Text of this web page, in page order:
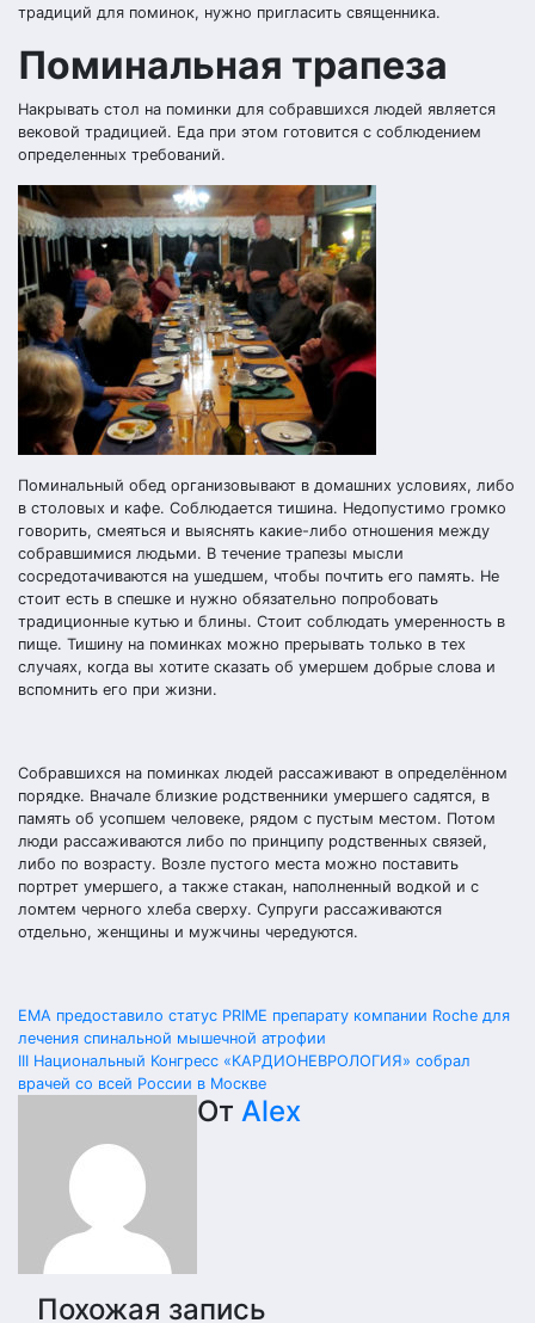
традиций для поминок, нужно пригласить священника.
Поминальная трапеза
Накрывать стол на поминки для собравшихся людей является
вековой традицией. Еда при этом готовится с соблюдением
определенных требований.
Поминальный обед организовывают в домашних условиях, либо
в столовых и кафе. Соблюдается тишина. Недопустимо громко
говорить, смеяться и выяснять какие-либо отношения между
собравшимися людьми. В течение трапезы мысли
сосредотачиваются на ушедшем, чтобы почтить его память. Не
стоит есть в спешке и нужно обязательно попробовать
традиционные кутью и блины. Стоит соблюдать умеренность в
пище. Тишину на поминках можно прерывать только в тех
случаях, когда вы хотите сказать об умершем добрые слова и
вспомнить его при жизни.
Собравшихся на поминках людей рассаживают в определённом
порядке. Вначале близкие родственники умершего садятся, в
память об усопшем человеке, рядом с пустым местом. Потом
люди рассаживаются либо по принципу родственных связей,
либо по возрасту. Возле пустого места можно поставить
портрет умершего, а также стакан, наполненный водкой и с
ломтем черного хлеба сверху. Супруги рассаживаются
отдельно, женщины и мужчины чередуются.
Навигация
по
EMA предоставило статус PRIME препарату компании Roche для
лечения спинальной мышечной атрофии
III Национальный Конгресс «КАРДИОНЕВРОЛОГИЯ» собрал
врачей со всей России в Москве
От Alex
Похожая запись